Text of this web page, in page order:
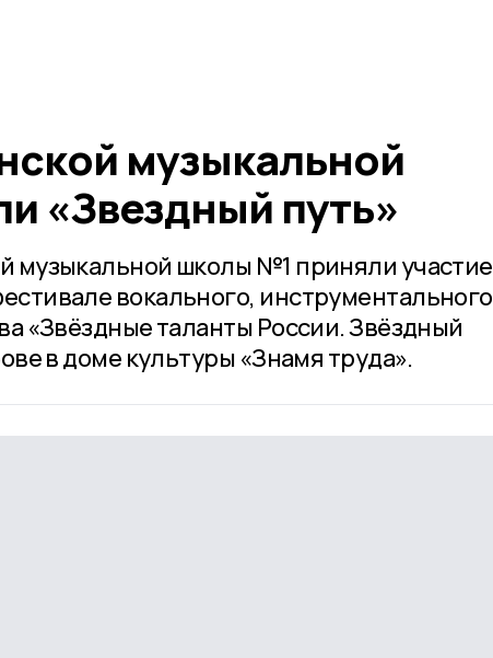
музыкальной
«Звездный путь»
музыкальной школы №1 приняли участие
вокального, инструментального
«Звёздные таланты России. Звёздный
в доме культуры «Знамя труда».